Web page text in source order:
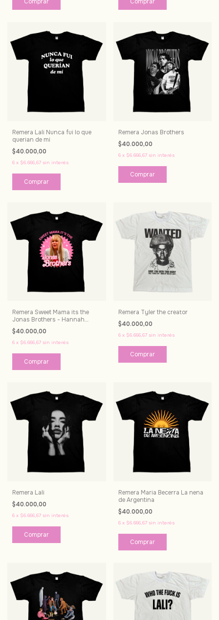
Remera Lali Nunca fui lo que
querian de mi
$40.000,00
6 x $6.666,67 sin interés
Comprar
Remera Jonas Brothers
$40.000,00
6 x $6.666,67 sin interés
Comprar
Remera Sweet Mama its the
Jonas Brothers - Hannah
Montana
$40.000,00
6 x $6.666,67 sin interés
Comprar
Remera Tyler the creator
$40.000,00
6 x $6.666,67 sin interés
Comprar
Remera Lali
$40.000,00
6 x $6.666,67 sin interés
Comprar
Remera Maria Becerra La nena
de Argentina
$40.000,00
6 x $6.666,67 sin interés
Comprar